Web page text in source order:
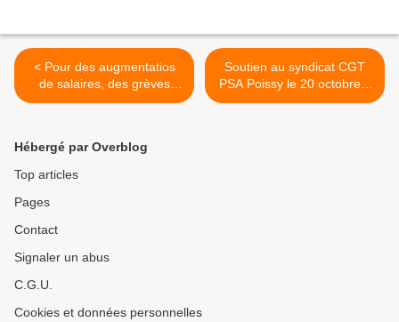
< Pour des augmentatios
de salaires, des grèves
inédites depuis 1989 se
Soutien au syndicat CGT
PSA Poissy le 20 octobre à
Bobigny >
Hébergé par Overblog
Top articles
Pages
Contact
Signaler un abus
C.G.U.
Cookies et données personnelles